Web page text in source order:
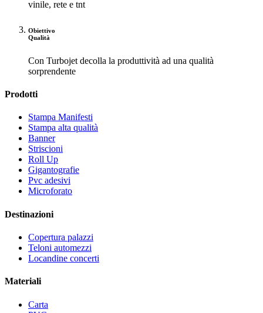
vinile, rete e tnt
Obiettivo
Qualità
Con Turbojet decolla la produttività ad una qualità
sorprendente
Prodotti
Stampa Manifesti
Stampa alta qualità
Banner
Striscioni
Roll Up
Gigantografie
Pvc adesivi
Microforato
Destinazioni
Copertura palazzi
Teloni automezzi
Locandine concerti
Materiali
Carta